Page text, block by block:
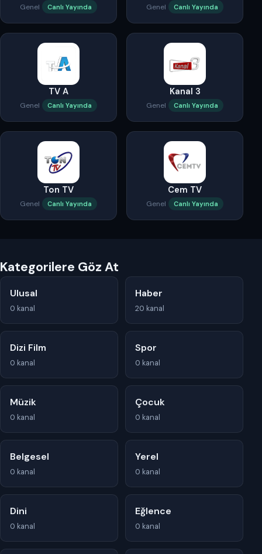
Genel Canlı Yayında Genel Canlı Yayında
TV A
Genel Canlı Yayında
Kanal 3
Genel Canlı Yayında
Ton TV
Genel Canlı Yayında
Cem TV
Genel Canlı Yayında
Kategorilere Göz At
Ulusal
0 kanal
Haber
20 kanal
Dizi Film
0 kanal
Spor
0 kanal
Müzik
0 kanal
Çocuk
0 kanal
Belgesel
0 kanal
Yerel
0 kanal
Dini
0 kanal
Eğlence
0 kanal